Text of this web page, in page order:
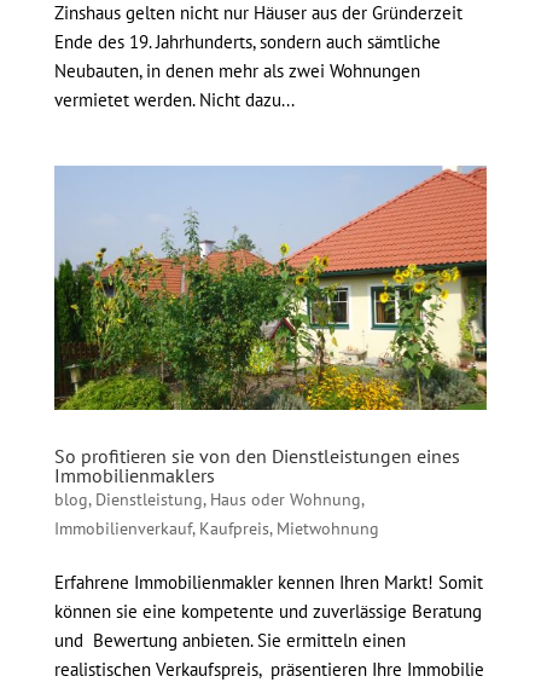
Zinshaus gelten nicht nur Häuser aus der Gründerzeit
Ende des 19. Jahrhunderts, sondern auch sämtliche
Neubauten, in denen mehr als zwei Wohnungen
vermietet werden. Nicht dazu...
So profitieren sie von den Dienstleistungen eines
Immobilienmaklers
blog, Dienstleistung, Haus oder Wohnung,
Immobilienverkauf, Kaufpreis, Mietwohnung
Erfahrene Immobilienmakler kennen Ihren Markt! Somit
können sie eine kompetente und zuverlässige Beratung
und Bewertung anbieten. Sie ermitteln einen
realistischen Verkaufspreis, präsentieren Ihre Immobilie